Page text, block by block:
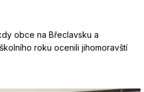
obce na Břeclavsku a
roku ocenili jihomoravští